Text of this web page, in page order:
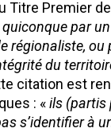
Titre Premier
par
régionaliste,
du
citation est
: «ils (partis
s’identifier à